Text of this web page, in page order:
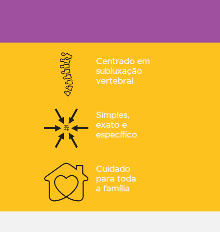
Centrado em
subluxação
vertebral
Simples,
exato e
específico
Cuidado
para toda
a família